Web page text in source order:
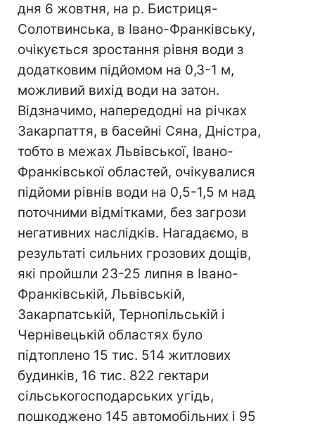
дня 6 жовтня, на р. Бистриця-
Солотвинська, в Івано-Франківську,
очікується зростання рівня води з
додатковим підйомом на 0,3-1 м,
можливий вихід води на затон.
Відзначимо, напередодні на річках
Закарпаття, в басейні Сяна, Дністра,
тобто в межах Львівської, Івано-
Франківської областей, очікувалися
підйоми рівнів води на 0,5-1,5 м над
поточними відмітками, без загрози
негативних наслідків. Нагадаємо, в
результаті сильних грозових дощів,
які пройшли 23-25 липня в Івано-
Франківській, Львівській,
Закарпатській, Тернопільській і
Чернівецькій областях було
підтоплено 15 тис. 514 житлових
будинків, 16 тис. 822 гектари
сільськогосподарських угідь,
пошкоджено 145 автомобільних і 95